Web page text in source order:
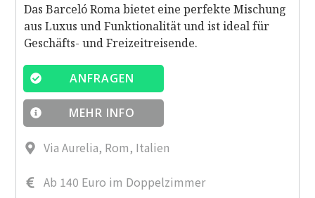
Das Barceló Roma bietet eine perfekte Mischung
aus Luxus und Funktionalität und ist ideal für
Geschäfts- und Freizeitreisende.
ANFRAGEN
MEHR INFO
Via Aurelia, Rom, Italien
Ab 140 Euro im Doppelzimmer